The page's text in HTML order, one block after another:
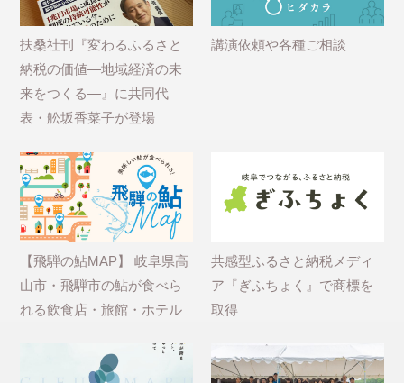
扶桑社刊『変わるふるさと
納税の価値―地域経済の未
来をつくる―』に共同代
表・舩坂香菜子が登場
講演依頼や各種ご相談
【飛騨の鮎MAP】 岐阜県高
山市・飛騨市の鮎が食べら
れる飲食店・旅館・ホテル
共感型ふるさと納税メディ
ア『ぎふちょく』で商標を
取得